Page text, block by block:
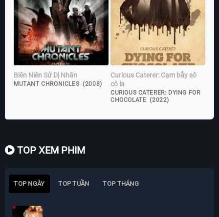
Biên Niên Sử Dị Nhân
MUTANT CHRONICLES (2008)
Curious Caterer: Cạm bẫy sô
cô la
CURIOUS CATERER: DYING FOR
CHOCOLATE (2022)
TOP XEM PHIM
TOP NGÀY TOP TUẦN TOP THÁNG